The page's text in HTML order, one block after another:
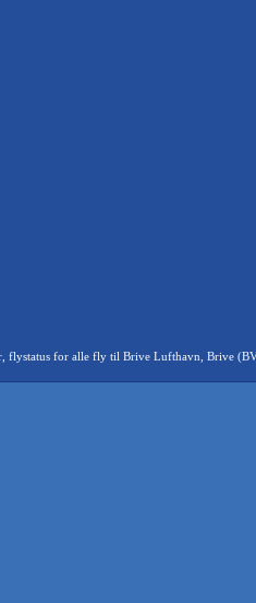
flystatus for alle fly til Brive Lufthavn, Brive